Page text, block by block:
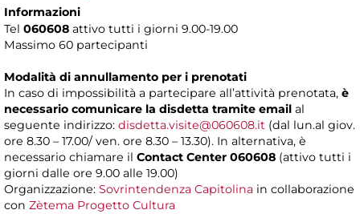
Informazioni
Tel 060608 attivo tutti i giorni 9.00-19.00
Massimo 60 partecipanti
Modalità di annullamento per i prenotati
In caso di impossibilità a partecipare all’attività prenotata, è
necessario comunicare la disdetta tramite email al
seguente indirizzo: disdetta.visite@060608.it (dal lun.al giov.
ore 8.30 – 17.00/ ven. ore 8.30 – 13.30). In alternativa, è
necessario chiamare il Contact Center 060608 (attivo tutti i
giorni dalle ore 9.00 alle 19.00)
Organizzazione: Sovrintendenza Capitolina in collaborazione
con Zètema Progetto Cultura